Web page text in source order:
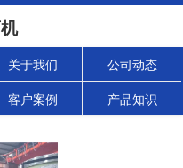
关于我们 公司动态
客户案例 产品知识